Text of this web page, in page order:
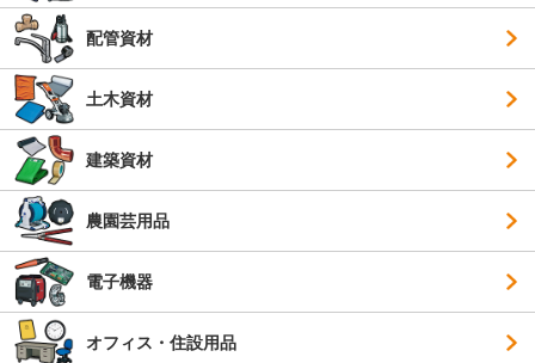
配管資材
土木資材
建築資材
農園芸用品
電子機器
オフィス・住設用品